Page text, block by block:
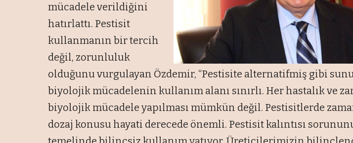
mücadele verildiğini
hatırlattı. Pestisit
kullanmanın bir tercih
değil, zorunluluk
olduğunu vurgulayan Özdemir, “Pestisite alternatifmiş gibi
biyolojik mücadelenin kullanım alanı sınırlı. Her hastalık ve
biyolojik mücadele yapılması mümkün değil. Pestisitlerde
dozaj konusu hayati derecede önemli. Pestisit kalıntısı